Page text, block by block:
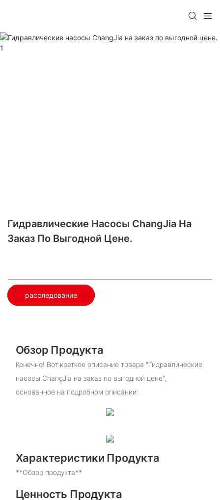
Гидравлические Насосы ChangJia На
Заказ По Выгодной Цене.
расследование
Обзор Продукта
Конечно! Вот краткое описание товара "Гидравлические
насосы ChangJia на заказ по выгодной цене",
основанное на подробном описании:
Характеристики Продукта
**Обзор продукта**
Ценность Продукта